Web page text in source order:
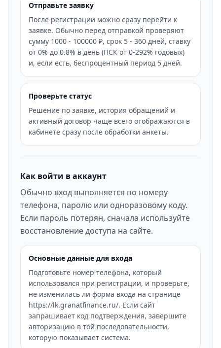
Отправьте заявку
После регистрации можно сразу перейти к
заявке. Обычно перед отправкой проверяют
сумму 1000 - 100000 ₽, срок 5 - 360 дней, ставку
от 0% до 0.8% в день (ПСК от 0-292% годовых)
и, если есть, беспроцентный период 5 дней.
Проверьте статус
Решение по заявке, история обращений и
активный договор чаще всего отображаются в
кабинете сразу после обработки анкеты.
Как войти в аккаунт
Обычно вход выполняется по номеру
телефона, паролю или одноразовому коду.
Если пароль потерян, сначала используйте
восстановление доступа на сайте.
Основные данные для входа
Подготовьте номер телефона, который
использовался при регистрации, и проверьте,
не изменилась ли форма входа на странице
https://lk.granatfinance.ru/. Если сайт
запрашивает код подтверждения, завершите
авторизацию в той последовательности,
которую показывает система.